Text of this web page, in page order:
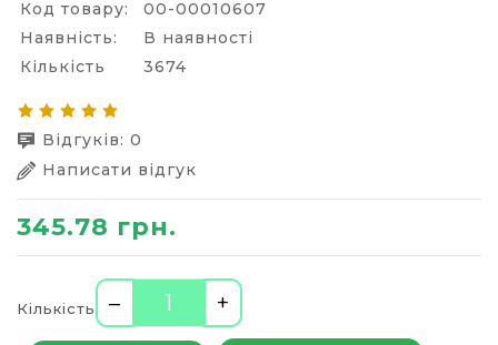
Код товару:
00-00010607
Наявність:
В наявності
Кількість
3674
Відгуків: 0
Написати відгук
345.78 грн.
Кількість – +